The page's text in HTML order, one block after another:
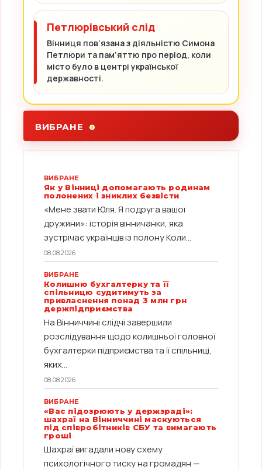
Петлюрівський слід
Вінниця пов’язана з діяльністю Симона
Петлюри та пам’яттю про період, коли
місто було в центрі української
державності.
ВИБРАНЕ
ВИБРАНЕ
Як у Вінниці допомагають родинам
полонених і зниклих безвісти
«Мене звати Юля. Я подруга вашої
дружини»: історія вінничанки, яка
зустрічає українців із полону Коли...
08.08.2026
ВИБРАНЕ
Колишню бухгалтерку та її
спільницю судитимуть за
привласнення понад 3 млн грн
держпідприємства
На Вінниччині слідчі завершили
розслідування щодо колишньої головної
бухгалтерки підприємства та її спільниці,
яких...
08.08.2026
ВИБРАНЕ
«Вас підозрюють у держзраді»:
шахраї на Вінниччині маскуються
під співробітників СБУ та вимагають
гроші
Шахраї вигадали нову схему
психологічного тиску на громадян —